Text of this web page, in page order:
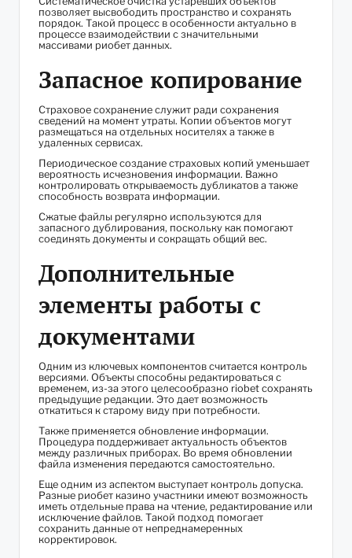
позволяет высвободить пространство и сохранять
порядок. Такой процесс в особенности актуально в
процессе взаимодействии с значительными
массивами риобет данных.
Запасное копирование
Страховое сохранение служит ради сохранения
сведений на момент утраты. Копии объектов могут
размещаться на отдельных носителях а также в
удаленных сервисах.
Периодическое создание страховых копий уменьшает
вероятность исчезновения информации. Важно
контролировать открываемость дубликатов а также
способность возврата информации.
Сжатые файлы регулярно используются для
запасного дублирования, поскольку как помогают
соединять документы и сокращать общий вес.
Дополнительные
элементы работы с
документами
Одним из ключевых компонентов считается контроль
версиями. Объекты способны редактироваться с
временем, из-за этого целесообразно riobet сохранять
предыдущие редакции. Это дает возможность
откатиться к старому виду при потребности.
Также применяется обновление информации.
Процедура поддерживает актуальность объектов
между различных приборах. Во время обновлении
файла изменения передаются самостоятельно.
Еще одним из аспектом выступает контроль допуска.
Разные риобет казино участники имеют возможность
иметь отдельные права на чтение, редактирование или
исключение файлов. Такой подход помогает
сохранить данные от непреднамеренных
корректировок.